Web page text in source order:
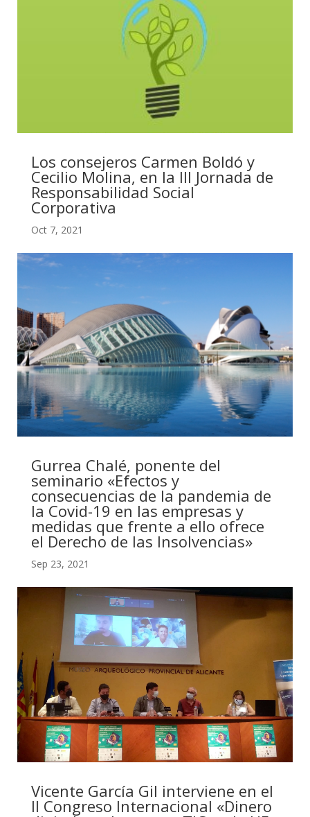
Los consejeros Carmen Boldó y
Cecilio Molina, en la III Jornada de
Responsabilidad Social
Corporativa
Oct 7, 2021
Gurrea Chalé, ponente del
seminario «Efectos y
consecuencias de la pandemia de
la Covid-19 en las empresas y
medidas que frente a ello ofrece
el Derecho de las Insolvencias»
Sep 23, 2021
Vicente García Gil interviene en el
II Congreso Internacional «Dinero